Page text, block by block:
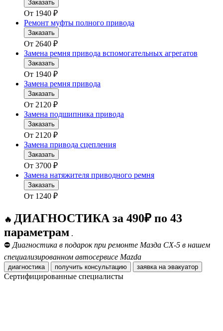
Заказать
От 1940 ₽
Ремонт муфты полного привода
Заказать
От 2640 ₽
Замена ремня привода вспомогательных агрегатов
Заказать
От 1940 ₽
Замена ремня привода
Заказать
От 2120 ₽
Замена подшипника привода
Заказать
От 2120 ₽
Замена привода сцепления
Заказать
От 3700 ₽
Замена натяжителя приводного ремня
Заказать
От 1240 ₽
🔥 ДИАГНОСТИКА за 490₽ по 43
параметрам .
⛔ Диагностика в подарок при ремонте Мазда СХ-5 в нашем
специализированном автосервисе Mazda
диагностика получить консультацию заявка на эвакуатор
Сертифицированные специалисты